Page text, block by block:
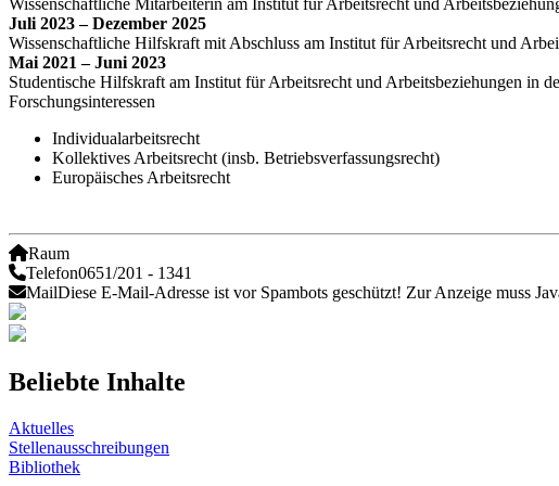
Juli 2023 – Dezember 2025
Wissenschaftliche Hilfskraft mit Abschluss am Institut für Arbeitsrecht und
Mai 2021 – Juni 2023
Studentische Hilfskraft am Institut für Arbeitsrecht und Arbeitsbeziehungen in
Forschungsinteressen
Individualarbeitsrecht
Kollektives Arbeitsrecht (insb. Betriebsverfassungsrecht)
Europäisches Arbeitsrecht
Raum
Telefon0651/201 - 1341
MailDiese E-Mail-Adresse ist vor Spambots geschützt! Zur Anzeige muss
Beliebte Inhalte
Aktuelles
Stellenausschreibungen
Bibliothek